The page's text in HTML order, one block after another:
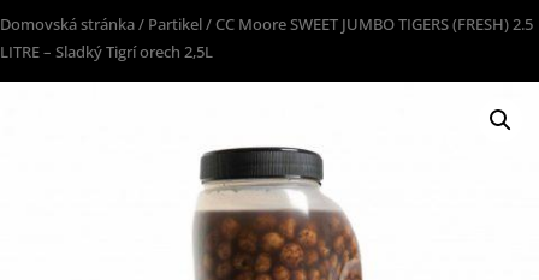
Domovská stránka/ Partikel/ CC Moore SWEET JUMBO TIGERS (FRESH) 2.5
LITRE – Sladký Tigrí orech 2,5L